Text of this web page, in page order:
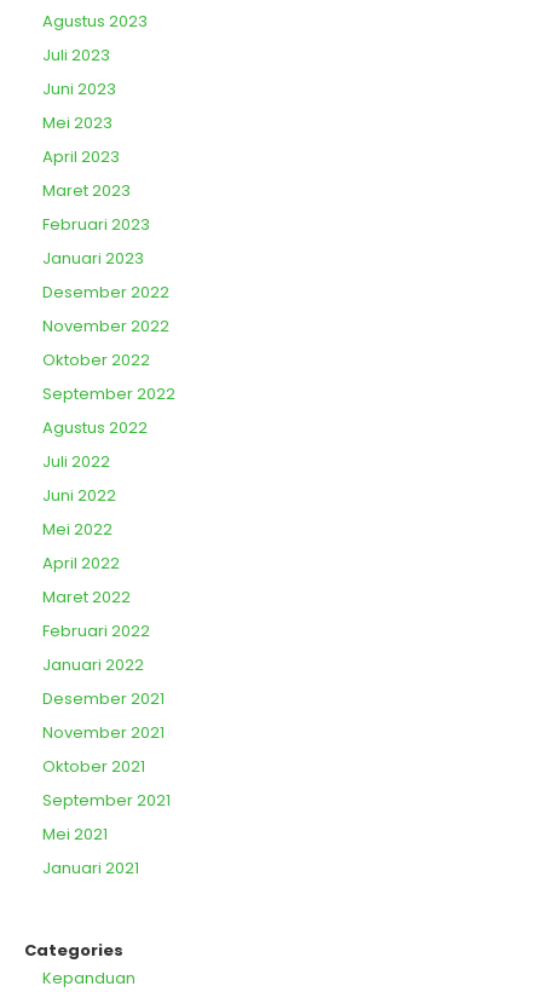
Agustus 2023
Juli 2023
Juni 2023
Mei 2023
April 2023
Maret 2023
Februari 2023
Januari 2023
Desember 2022
November 2022
Oktober 2022
September 2022
Agustus 2022
Juli 2022
Juni 2022
Mei 2022
April 2022
Maret 2022
Februari 2022
Januari 2022
Desember 2021
November 2021
Oktober 2021
September 2021
Mei 2021
Januari 2021
Categories
Kepanduan